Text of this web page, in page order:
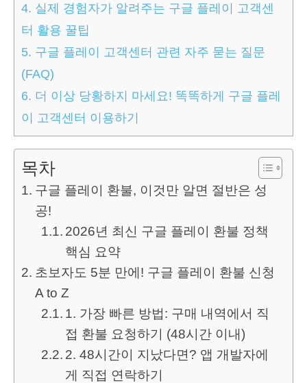
4. 실제 경험자가 알려주는 구글 플레이 고객센
터 활용 꿀팁
5. 구글 플레이 고객센터 관련 자주 묻는 질문
(FAQ)
6. 더 이상 당황하지 마세요! 똑똑하게 구글 플레
이 고객센터 이용하기
목차
구글 플레이 환불, 이것만 알면 절반은 성
공!
2026년 최신 구글 플레이 환불 정책
핵심 요약
초보자도 5분 만에! 구글 플레이 환불 신청
A to Z
1. 가장 빠른 방법: 구매 내역에서 직
접 환불 요청하기 (48시간 이내)
2. 48시간이 지났다면? 앱 개발자에
게 직접 연락하기